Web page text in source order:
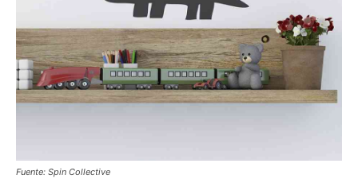
Fuente: Spin Collective